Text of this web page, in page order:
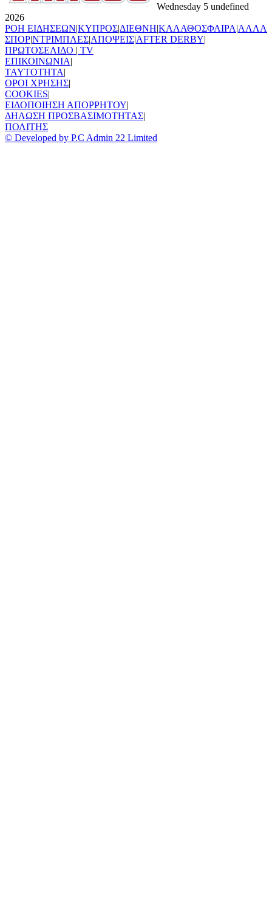
Wednesday 5 undefined
2026
ΡΟΗ ΕΙΔΗΣΕΩΝ|ΚΥΠΡΟΣ|ΔΙΕΘΝΗ|ΚΑΛΑΘΟΣΦΑΙΡΑ|ΑΛΛΑ
ΣΠΟΡ|ΝΤΡΙΜΠΛΕΣ|ΑΠΟΨΕΙΣ|AFTER DERBY|
ΠΡΩΤΟΣΕΛΙΔΟ | TV
ΕΠΙΚΟΙΝΩΝΙΑ|
TAYTOTHTA|
ΟΡΟΙ ΧΡΗΣΗΣ|
COOKIES|
ΕΙΔΟΠΟΙΗΣΗ ΑΠΟΡΡΗΤΟΥ|
ΔΗΛΩΣΗ ΠΡΟΣΒΑΣΙΜΟΤΗΤΑΣ|
ΠΟΛΙΤΗΣ
© Developed by P.C Admin 22 Limited